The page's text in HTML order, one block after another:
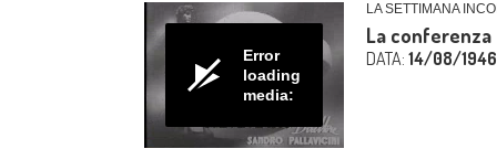
Error
loading
media:
LA SETTIMANA
La conferenza
DATA: 14/08/1946